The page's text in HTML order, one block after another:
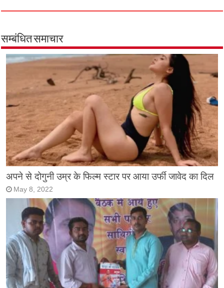
सम्बंधित समाचार
अपने से दोगुनी उम्र के फिल्म स्टार पर आया उर्फी जावेद का दिल
May 8, 2022